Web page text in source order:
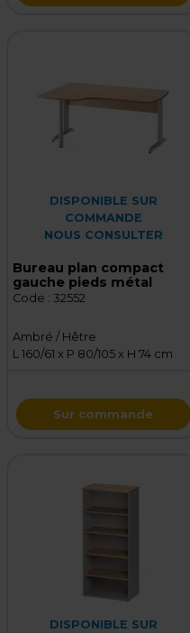
DISPONIBLE SUR
COMMANDE
NOUS CONSULTER
Bureau plan compact
gauche pieds métal
Code : 32552
Ambré / Hêtre
L 160/61 x P 80/105 x H 74 cm
Sur commande
DISPONIBLE SUR